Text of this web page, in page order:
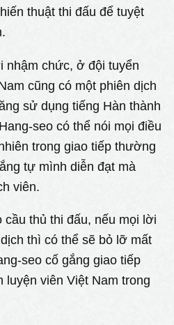
thuật thi đấu để tuyệt
nhậm chức, ở đội tuyển
cũng có một phiên dịch
sử dụng tiếng Hàn thành
seo có thể nói mọi điều
trong giao tiếp thường
tự mình diễn đạt mà
viên.
cầu thủ thi đấu, nếu mọi lời
thì có thể sẽ bỏ lỡ mất
seo cố gắng giao tiếp
luyện viên Việt Nam trong